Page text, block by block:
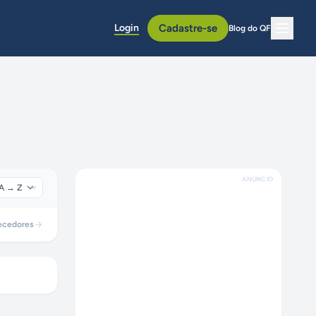
Login Cadastre-se Blog do QF
ANÚNCIO